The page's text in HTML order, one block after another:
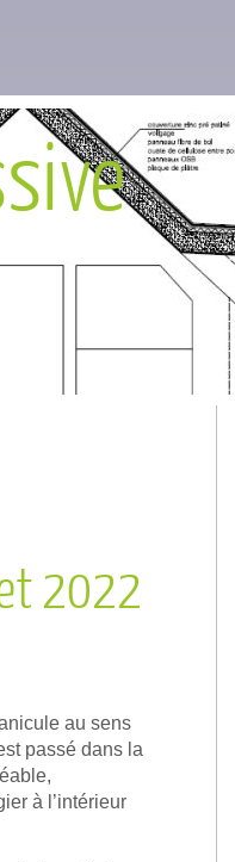
2022
au sens
passé dans la
à l’intérieur